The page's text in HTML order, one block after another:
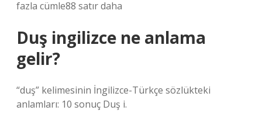
fazla cümle88 satır daha
Duş ingilizce ne anlama
gelir?
“duş” kelimesinin İngilizce-Türkçe sözlükteki
anlamları: 10 sonuç Duş i.